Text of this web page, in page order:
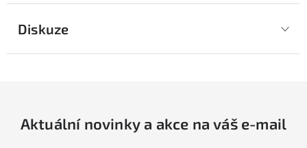
Diskuze
Aktuální novinky a akce na váš e-mail